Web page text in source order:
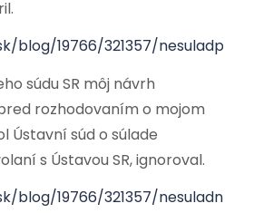
blog/19766/321357/
súdu SR môj návrh
rozhodovaním o mojom
Ústavní súd o súlade
s Ústavou SR, ignoroval.
blog/19766/321357/